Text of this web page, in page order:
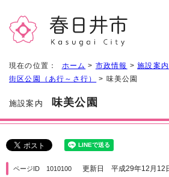
現在の位置： ホーム > 市政情報 >施設案内
街区公園（あ行～さ行）
> 味美公園
施設案内 味美公園
ページID 1010100 更新日 平成29年12月12